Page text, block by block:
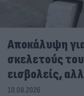
Αποκάλυψη
σκελετούς
εισβολείς,
10.08.2026